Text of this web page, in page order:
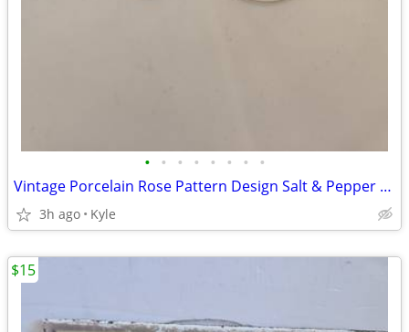
• • • • • • • •
Vintage Porcelain Rose Pattern Design Salt & Pepper Set
3h ago Kyle
$15